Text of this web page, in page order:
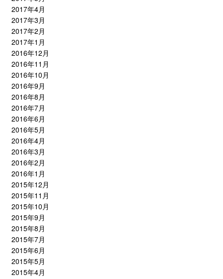
2017年4月
2017年3月
2017年2月
2017年1月
2016年12月
2016年11月
2016年10月
2016年9月
2016年8月
2016年7月
2016年6月
2016年5月
2016年4月
2016年3月
2016年2月
2016年1月
2015年12月
2015年11月
2015年10月
2015年9月
2015年8月
2015年7月
2015年6月
2015年5月
2015年4月